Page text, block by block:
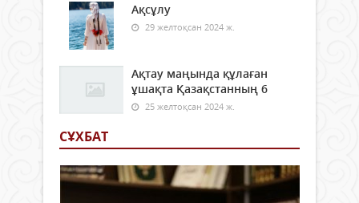
Ақсұлу
29 желтоқсан 2024 ж.
Ақтау маңында құлаған
ұшақта Қазақстанның 6
25 желтоқсан 2024 ж.
СҰХБАТ